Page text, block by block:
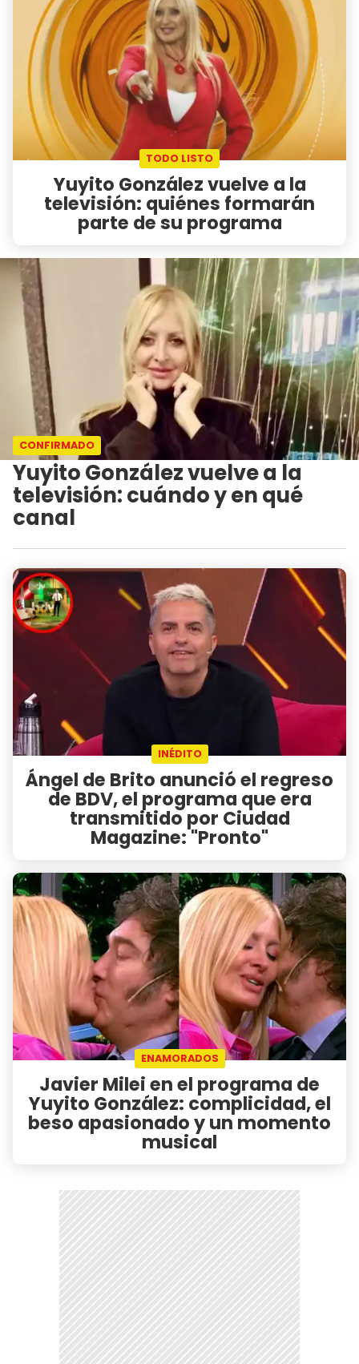
TODO LISTO
Yuyito González vuelve a la
televisión: quiénes formarán
parte de su programa
CONFIRMADO
Yuyito González vuelve a la
televisión: cuándo y en qué
canal
INÉDITO
Ángel de Brito anunció el regreso
de BDV, el programa que era
transmitido por Ciudad
Magazine: "Pronto"
ENAMORADOS
Javier Milei en el programa de
Yuyito González: complicidad, el
beso apasionado y un momento
musical